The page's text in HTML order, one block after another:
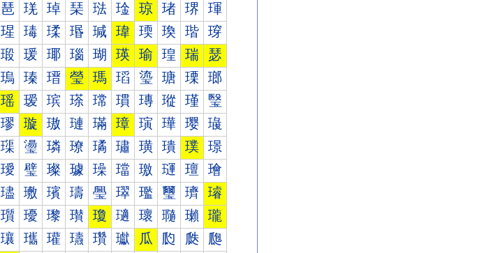
琶 琷 琸 琹 琺 琻 琼 琽 琾 琿
瑆 瑇 瑈 瑉 瑊 瑋 瑌 瑍 瑎 瑏
瑖 瑗 瑘 瑙 瑚 瑛 瑜 瑝 瑞 瑟
瑦 瑧 瑨 瑩 瑪 瑫 瑬 瑭 瑮 瑯
瑶 瑷 瑸 瑹 瑺 瑻 瑼 瑽 瑾 瑿
璆 璇 璈 璉 璊 璋 璌 璍 璎 璏
璖 璗 璘 璙 璚 璛 璜 璝 璞 璟
璦 璧 璨 璩 璪 璫 璬 璭 璮 璯
璶 璷 璸 璹 璺 璻 璼 璽 璾 璿
瓆 瓇 瓈 瓉 瓊 瓋 瓌 瓍 瓎 瓏
瓖 瓗 瓘 瓙 瓚 瓛 瓜 瓝 瓞 瓟